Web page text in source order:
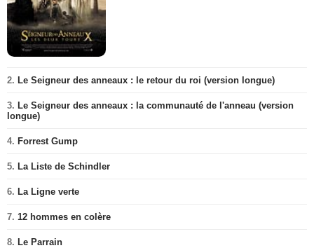
2. Le Seigneur des anneaux : le retour du roi (version longue)
3. Le Seigneur des anneaux : la communauté de l'anneau (version
longue)
4. Forrest Gump
5. La Liste de Schindler
6. La Ligne verte
7. 12 hommes en colère
8. Le Parrain